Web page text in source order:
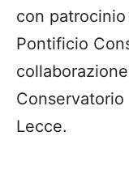
con
Pontificio
Conservatorio
Lecce.